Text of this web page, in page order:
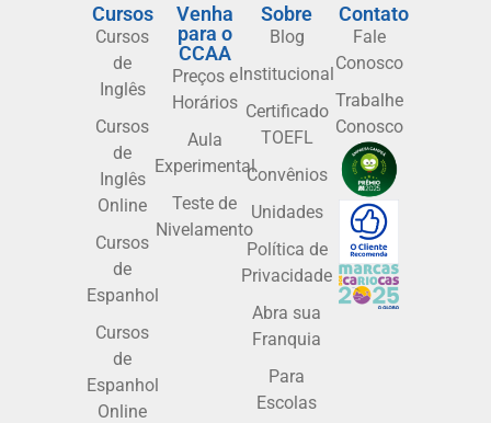
Cursos
Cursos
de
Inglês
Cursos
de
Inglês
Online
Cursos
de
Espanhol
Cursos
de
Espanhol
Online
Venha
para o
CCAA
Preços e
Horários
Aula
Experimental
Teste de
Nivelamento
Sobre
Blog
Institucional
Certificado
TOEFL
Convênios
Unidades
Política de
Privacidade
Abra sua
Franquia
Para
Escolas
Contato
Fale
Conosco
Trabalhe
Conosco